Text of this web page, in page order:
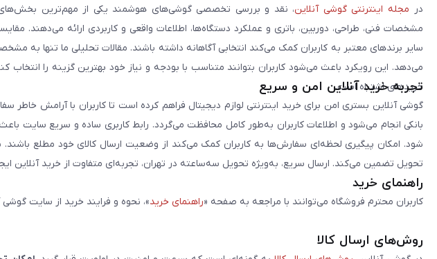
در مجله اینترنتی گوشی آنلاین، نقد و بررسی تخصصی گوشی‌های هوشمند یکی از مهم‌ترین
مشخصات فنی، طراحی، دوربین، باتری و عملکرد دستگاه‌ها، اطلاعات واقعی و کاربردی ارائه می‌دهند.
سایر برندهای معتبر به کاربران کمک می‌کند انتخابی آگاهانه داشته باشند. مقالات تحلیلی ما تنها به
می‌دهد. این رویکرد باعث می‌شود کاربران بتوانند متناسب با بودجه و نیاز خود بهترین گزینه را انتخاب
خریدهای اشتباه است.
تجربه خرید آنلاین امن و سریع
گوشی آنلاین بستری امن برای خرید اینترنتی لوازم دیجیتال فراهم کرده است تا کاربران با آرامش
بانکی انجام می‌شود و اطلاعات کاربران به‌طور کامل محافظت می‌گردد. رابط کاربری ساده و سریع سایت
شود. امکان پیگیری لحظه‌ای سفارش‌ها به کاربران کمک می‌کند از وضعیت ارسال کالای خود مطلع باشند.
تحویل تضمین می‌کند. ارسال سریع، به‌ویژه تحویل سه‌ساعته در تهران، تجربه‌ای متفاوت از خرید آنلاین
راهنمای خرید
کاربران محترم فروشگاه می‌توانند با مراجعه به صفحه «راهنمای خرید»، نحوه و فرایند خرید از سایت گوشی
روش‌های ارسال کالا